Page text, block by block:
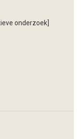
onderzoek]